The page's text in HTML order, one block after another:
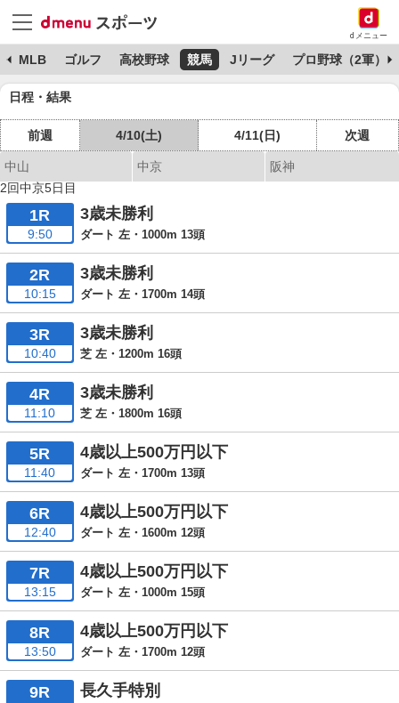
dメニュー
MLB ゴルフ 高校野球 競馬 Jリーグ プロ野球（2軍）
日程・結果
前週 4/10(土) 4/11(日) 次週
中山 中京
阪神
2回中京5日目
1R
9:50
3歳未勝利
ダート 左・1000m 13頭
2R
10:15
3歳未勝利
ダート 左・1700m 14頭
3R
10:40
3歳未勝利
芝 左・1200m 16頭
4R
11:10
3歳未勝利
芝 左・1800m 16頭
5R
11:40
4歳以上500万円以下
ダート 左・1700m 13頭
6R
12:40
4歳以上500万円以下
ダート 左・1600m 12頭
7R
13:15
4歳以上500万円以下
ダート 左・1000m 15頭
8R
13:50
4歳以上500万円以下
ダート 左・1700m 12頭
9R 長久手特別